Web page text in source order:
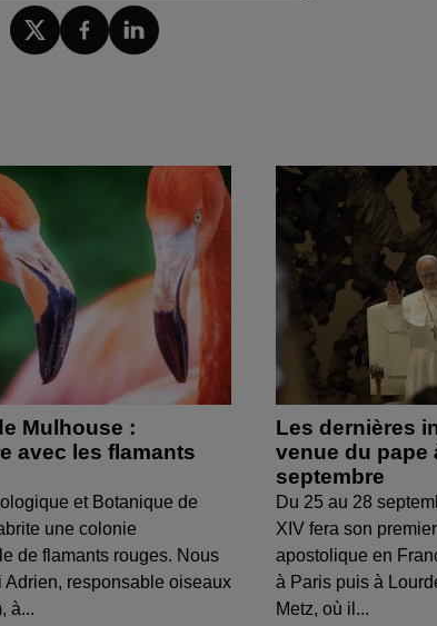
Mulhouse :
avec les flamants
et Botanique de
une colonie
de flamants rouges. Nous
Adrien, responsable oiseaux
à...
Les dernières
venue du pape
septembre
Du 25 au 28
XIV fera son
apostolique en
à Paris puis à
Metz, où il...